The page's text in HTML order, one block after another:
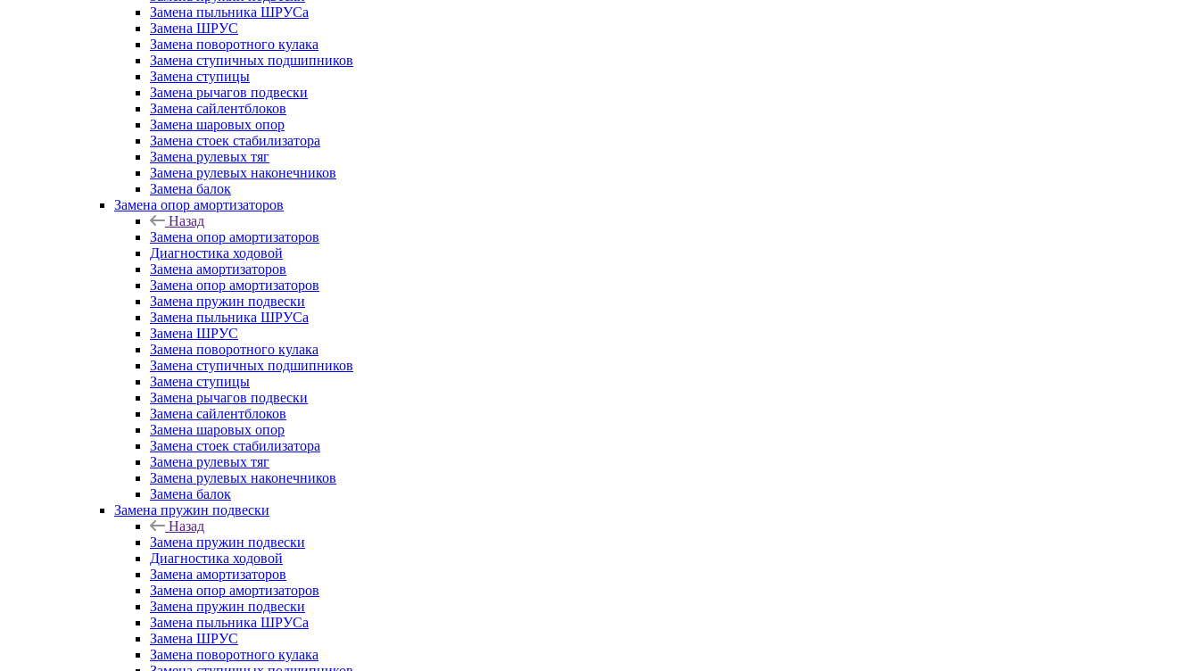
Замена пыльника ШРУСа
Замена ШРУС
Замена поворотного кулака
Замена ступичных подшипников
Замена ступицы
Замена рычагов подвески
Замена сайлентблоков
Замена шаровых опор
Замена стоек стабилизатора
Замена рулевых тяг
Замена рулевых наконечников
Замена балок
Замена опор амортизаторов
Назад
Замена опор амортизаторов
Диагностика ходовой
Замена амортизаторов
Замена опор амортизаторов
Замена пружин подвески
Замена пыльника ШРУСа
Замена ШРУС
Замена поворотного кулака
Замена ступичных подшипников
Замена ступицы
Замена рычагов подвески
Замена сайлентблоков
Замена шаровых опор
Замена стоек стабилизатора
Замена рулевых тяг
Замена рулевых наконечников
Замена балок
Замена пружин подвески
Назад
Замена пружин подвески
Диагностика ходовой
Замена амортизаторов
Замена опор амортизаторов
Замена пружин подвески
Замена пыльника ШРУСа
Замена ШРУС
Замена поворотного кулака